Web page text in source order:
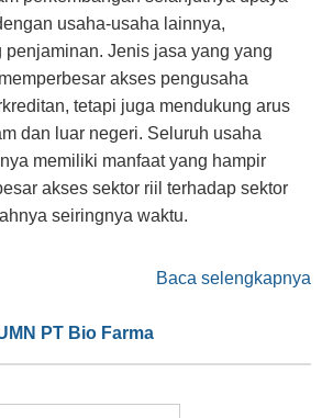
usaha-usaha lainnya,
penjaminan. Jenis jasa yang yang
akses pengusaha
tetapi juga mendukung arus
dan luar negeri. Seluruh usaha
memiliki manfaat yang hampir
akses sektor riil terhadap sektor
seiringnya waktu.
Baca selengkapnya
PT Bio Farma